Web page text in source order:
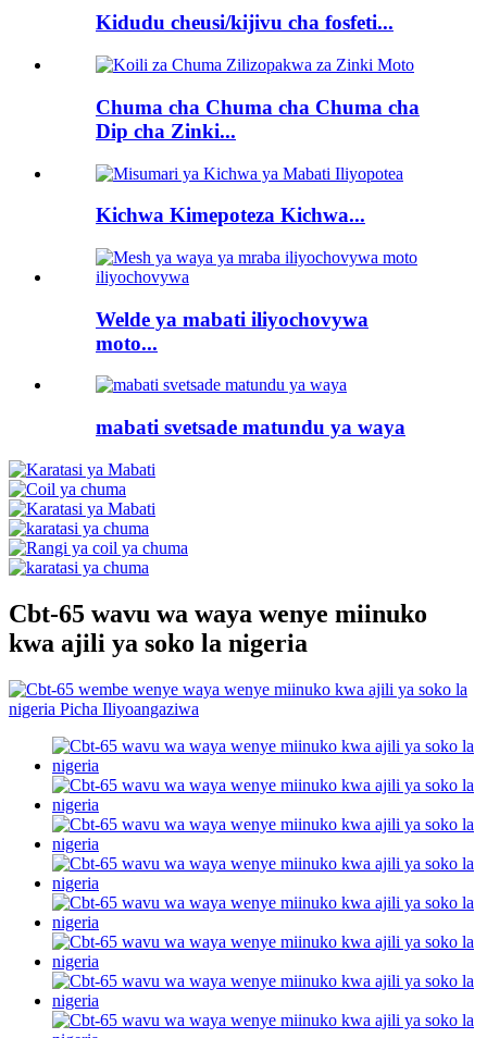
Kidudu cheusi/kijivu cha fosfeti...
Chuma cha Chuma cha Chuma cha
Dip cha Zinki...
Kichwa Kimepoteza Kichwa...
Welde ya mabati iliyochovywa
moto...
mabati svetsade matundu ya waya
Cbt-65 wavu wa waya wenye miinuko
kwa ajili ya soko la nigeria